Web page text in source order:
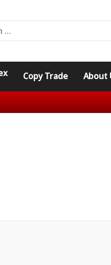
Copy Trade About
คอร์ส
Expert Indicators